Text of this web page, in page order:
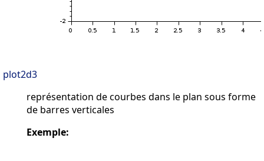
plot2d3
représentation de courbes dans le plan sous forme
de barres verticales
Exemple: